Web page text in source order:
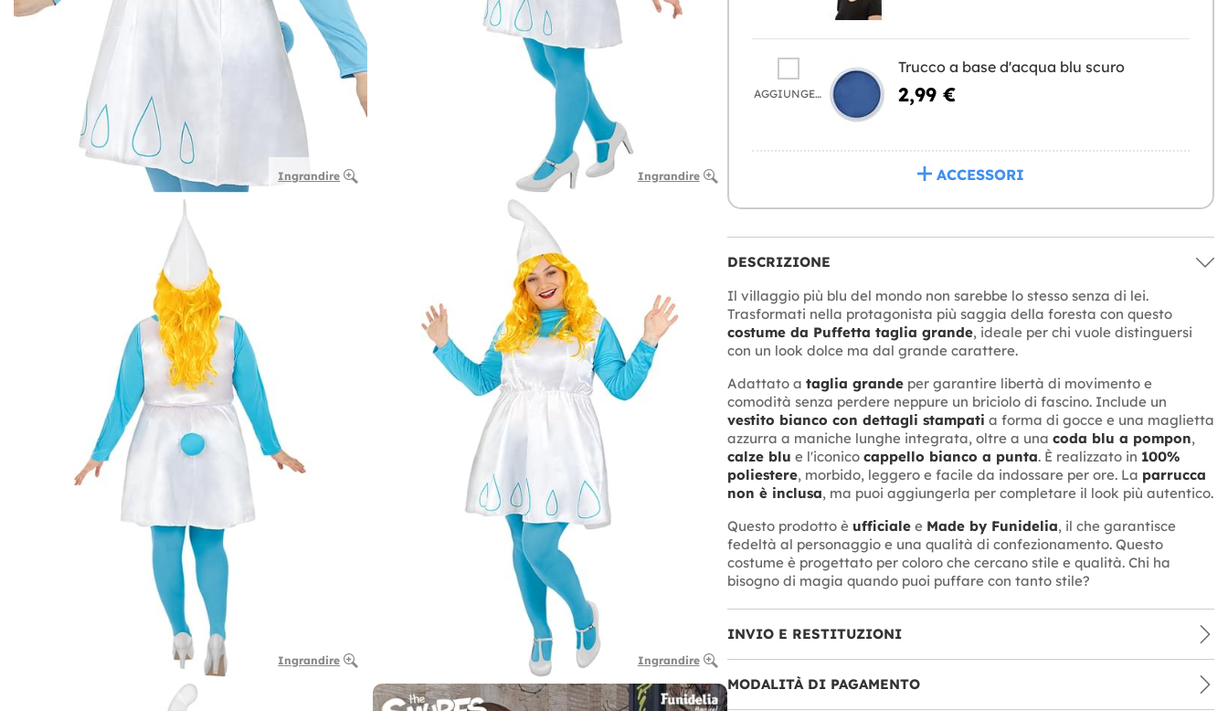
Ingrandire Ingrandire
Ingrandire Ingrandire
AGGIUNGERE
Trucco a base d'acqua blu scuro
2,99 €
ACCESSORI
DESCRIZIONE
Il villaggio più blu del mondo non sarebbe lo stesso senza di lei.
Trasformati nella protagonista più saggia della foresta con questo
costume da Puffetta taglia grande, ideale per chi vuole distinguersi
con un look dolce ma dal grande carattere.
Adattato a taglia grandeper garantire libertà di movimento e
comodità senza perdere neppure un briciolo di fascino. Include un
vestito bianco con dettagli stampati a forma di gocce e una maglietta
azzurra a maniche lunghe integrata, oltre a una coda blu a pompon,
calze blu e l'iconico cappello bianco a punta. È realizzato in 100%
poliestere, morbido, leggero e facile da indossare per ore. La parrucca
non è inclusa, ma puoi aggiungerla per completare il look più autentico.
Questo prodotto è ufficialee Made by Funidelia, il che garantisce
fedeltà al personaggio e una qualità di confezionamento. Questo
costume è progettato per coloro che cercano stile e qualità. Chi ha
bisogno di magia quando puoi puffare con tanto stile?
INVIO E RESTITUZIONI
MODALITÀ DI PAGAMENTO